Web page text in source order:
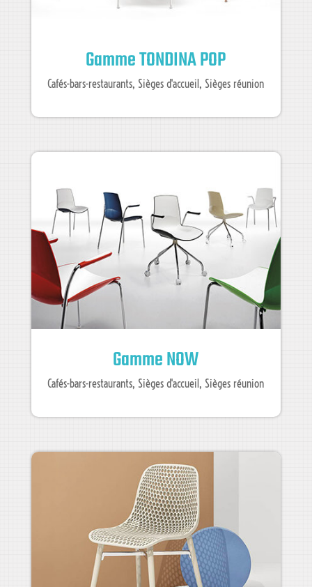
Gamme TONDINA POP
Cafés-bars-restaurants, Sièges d'accueil, Sièges réunion
Gamme NOW
Cafés-bars-restaurants, Sièges d'accueil, Sièges réunion